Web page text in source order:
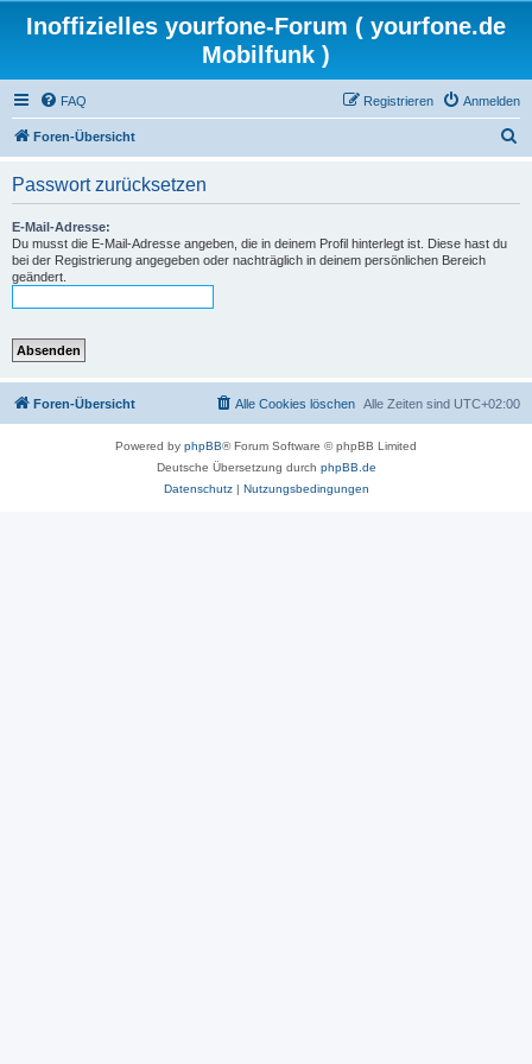
Inoffizielles yourfone-Forum ( yourfone.de
Mobilfunk )
FAQ Anmelden
Registrieren
Foren-Übersicht
Passwort zurücksetzen
E-Mail-Adresse:
Du musst die E-Mail-Adresse angeben, die in deinem Profil hinterlegt ist. Diese hast du
bei der Registrierung angegeben oder nachträglich in deinem persönlichen Bereich
geändert.
Foren-Übersicht Alle Zeiten sind UTC+02:00
Alle Cookies löschen
Powered by phpBB® Forum Software © phpBB Limited
Deutsche Übersetzung durch phpBB.de
Datenschutz| Nutzungsbedingungen